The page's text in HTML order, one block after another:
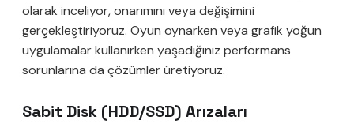
olarak inceliyor, onarımını veya değişimini
gerçekleştiriyoruz. Oyun oynarken veya grafik yoğun
uygulamalar kullanırken yaşadığınız performans
sorunlarına da çözümler üretiyoruz.
Sabit Disk (HDD/SSD) Arızaları